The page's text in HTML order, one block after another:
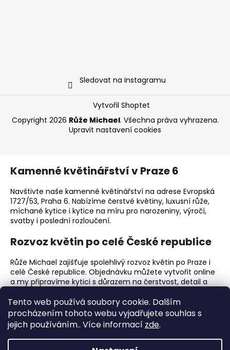
Tento web používá soubory cookie. Dalším
procházením tohoto webu vyjadřujete souhlas s
jejich používáním.. Více informací zde.
Sledovat na Instagramu
Vytvořil Shoptet
Copyright 2026 Růže Michael. Všechna práva vyhrazena.
Upravit nastavení cookies
Kamenné květinářství v Praze 6
Navštivte naše kamenné květinářství na adrese Evropská
1727/53, Praha 6. Nabízíme čerstvé květiny, luxusní růže,
míchané kytice i kytice na míru pro narozeniny, výročí,
svatby i poslední rozloučení.
Rozvoz květin po celé České republice
Růže Michael zajišťuje spolehlivý rozvoz květin po Praze i
celé České republice. Objednávku můžete vytvořit online
a my připravíme kytici s důrazem na čerstvost, detail a
Proč zvolit Růže Michael?
Ruční vazba kytic s důrazem na detail.